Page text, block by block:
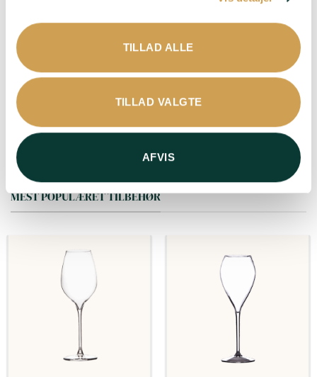
TILLAD ALLE
TILLAD VALGTE
AFVIS
Livlig
Bare fordi – Hvid fisk –
Salte snacks – Skaldyr –
LÆG I KURV
MEST POPULÆRET TILBEHØR